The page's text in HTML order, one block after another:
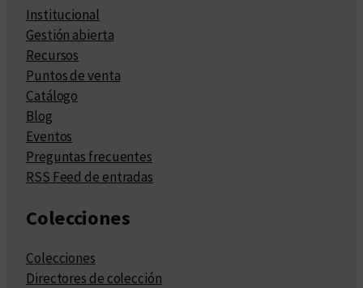
Institucional
Gestión abierta
Recursos
Puntos de venta
Catálogo
Blog
Eventos
Preguntas frecuentes
RSS Feed de entradas
Colecciones
Colecciones
Directores de colección